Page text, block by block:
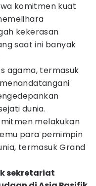
komitmen kuat
kekerasan
saat ini banyak
agama, termasuk
dunia.
melakukan
para pemimpin
termasuk Grand
sekretariat